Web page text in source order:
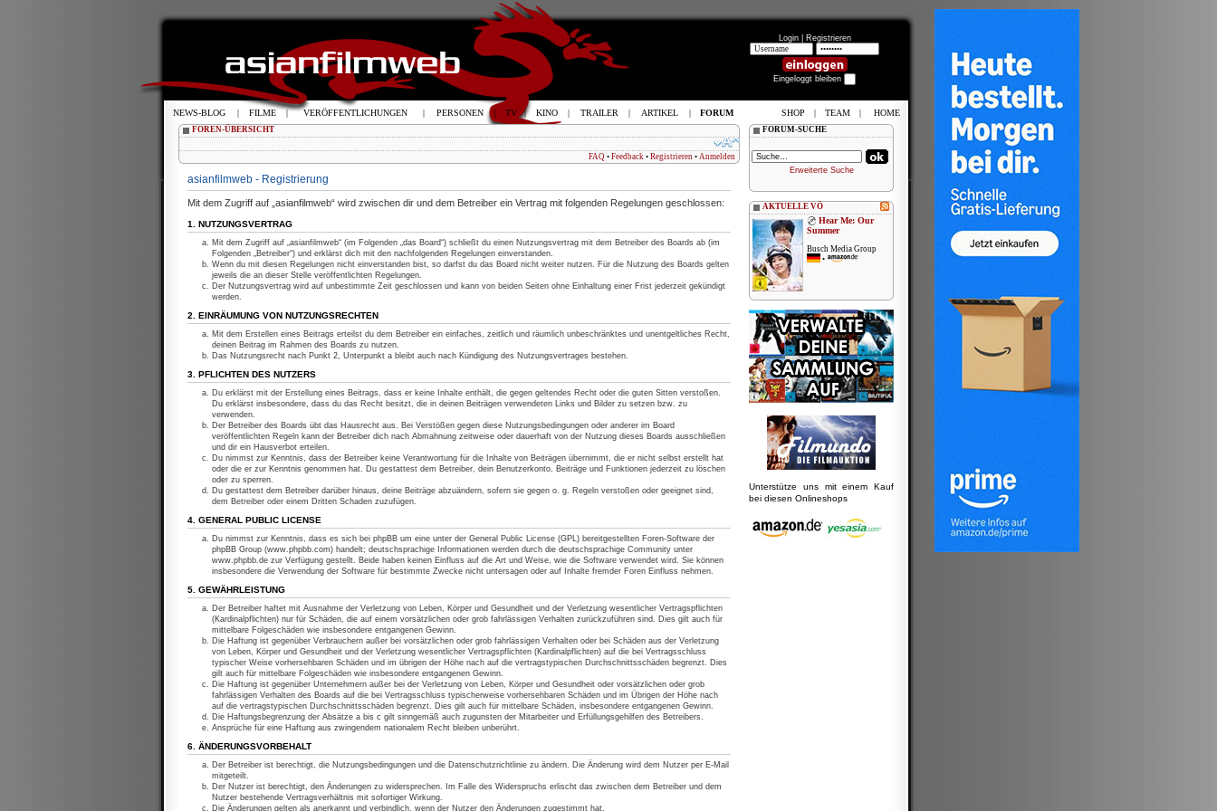
Login | Registrieren
Eingeloggt bleiben
FOREN-ÜBERSICHT
FAQ • Feedback • Registrieren • Anmelden
asianfilmweb - Registrierung
Mit dem Zugriff auf „asianfilmweb“ wird zwischen dir und dem Betreiber ein Vertrag mit folgenden Regelungen geschlossen:
1. NUTZUNGSVERTRAG
Mit dem Zugriff auf „asianfilmweb“ (im Folgenden „das Board“) schließt du einen Nutzungsvertrag mit dem Betreiber des Boards ab (im
Folgenden „Betreiber“) und erklärst dich mit den nachfolgenden Regelungen einverstanden.
Wenn du mit diesen Regelungen nicht einverstanden bist, so darfst du das Board nicht weiter nutzen. Für die Nutzung des Boards gelten
jeweils die an dieser Stelle veröffentlichten Regelungen.
Der Nutzungsvertrag wird auf unbestimmte Zeit geschlossen und kann von beiden Seiten ohne Einhaltung einer Frist jederzeit gekündigt
werden.
2. EINRÄUMUNG VON NUTZUNGSRECHTEN
Mit dem Erstellen eines Beitrags erteilst du dem Betreiber ein einfaches, zeitlich und räumlich unbeschränktes und unentgeltliches Recht,
deinen Beitrag im Rahmen des Boards zu nutzen.
Das Nutzungsrecht nach Punkt 2, Unterpunkt a bleibt auch nach Kündigung des Nutzungsvertrages bestehen.
3. PFLICHTEN DES NUTZERS
Du erklärst mit der Erstellung eines Beitrags, dass er keine Inhalte enthält, die gegen geltendes Recht oder die guten Sitten verstoßen.
Du erklärst insbesondere, dass du das Recht besitzt, die in deinen Beiträgen verwendeten Links und Bilder zu setzen bzw. zu
verwenden.
Der Betreiber des Boards übt das Hausrecht aus. Bei Verstößen gegen diese Nutzungsbedingungen oder anderer im Board
veröffentlichten Regeln kann der Betreiber dich nach Abmahnung zeitweise oder dauerhaft von der Nutzung dieses Boards ausschließen
und dir ein Hausverbot erteilen.
Du nimmst zur Kenntnis, dass der Betreiber keine Verantwortung für die Inhalte von Beiträgen übernimmt, die er nicht selbst erstellt hat
oder die er zur Kenntnis genommen hat. Du gestattest dem Betreiber, dein Benutzerkonto, Beiträge und Funktionen jederzeit zu löschen
oder zu sperren.
Du gestattest dem Betreiber darüber hinaus, deine Beiträge abzuändern, sofern sie gegen o. g. Regeln verstoßen oder geeignet sind,
dem Betreiber oder einem Dritten Schaden zuzufügen.
4. GENERAL PUBLIC LICENSE
Du nimmst zur Kenntnis, dass es sich bei phpBB um eine unter der General Public License (GPL) bereitgestellten Foren-Software der
phpBB Group (www.phpbb.com) handelt; deutschsprachige Informationen werden durch die deutschsprachige Community unter
www.phpbb.de zur Verfügung gestellt. Beide haben keinen Einfluss auf die Art und Weise, wie die Software verwendet wird. Sie können
insbesondere die Verwendung der Software für bestimmte Zwecke nicht untersagen oder auf Inhalte fremder Foren Einfluss nehmen.
5. GEWÄHRLEISTUNG
Der Betreiber haftet mit Ausnahme der Verletzung von Leben, Körper und Gesundheit und der Verletzung wesentlicher Vertragspflichten
(Kardinalpflichten) nur für Schäden, die auf einem vorsätzlichen oder grob fahrlässigen Verhalten zurückzuführen sind. Dies gilt auch für
mittelbare Folgeschäden wie insbesondere entgangenen Gewinn.
Die Haftung ist gegenüber Verbrauchern außer bei vorsätzlichen oder grob fahrlässigen Verhalten oder bei Schäden aus der Verletzung
von Leben, Körper und Gesundheit und der Verletzung wesentlicher Vertragspflichten (Kardinalpflichten) auf die bei Vertragsschluss
typischer Weise vorhersehbaren Schäden und im übrigen der Höhe nach auf die vertragstypischen Durchschnittsschäden begrenzt. Dies
gilt auch für mittelbare Folgeschäden wie insbesondere entgangenen Gewinn.
Die Haftung ist gegenüber Unternehmern außer bei der Verletzung von Leben, Körper und Gesundheit oder vorsätzlichen oder grob
fahrlässigen Verhalten des Boards auf die bei Vertragsschluss typischerweise vorhersehbaren Schäden und im Übrigen der Höhe nach
auf die vertragstypischen Durchschnittsschäden begrenzt. Dies gilt auch für mittelbare Schäden, insbesondere entgangenen Gewinn.
Die Haftungsbegrenzung der Absätze a bis c gilt sinngemäß auch zugunsten der Mitarbeiter und Erfüllungsgehilfen des Betreibers.
Ansprüche für eine Haftung aus zwingendem nationalem Recht bleiben unberührt.
6. ÄNDERUNGSVORBEHALT
Der Betreiber ist berechtigt, die Nutzungsbedingungen und die Datenschutzrichtlinie zu ändern. Die Änderung wird dem Nutzer per E-Mail
mitgeteilt.
Der Nutzer ist berechtigt, den Änderungen zu widersprechen. Im Falle des Widerspruchs erlischt das zwischen dem Betreiber und dem
Nutzer bestehende Vertragsverhältnis mit sofortiger Wirkung.
Die Änderungen gelten als anerkannt und verbindlich, wenn der Nutzer den Änderungen zugestimmt hat.
FORUM-SUCHE
Erweiterte Suche
AKTUELLE VÖ
Hear Me: Our
Summer
Busch Media Group
•
Unterstütze uns mit einem Kauf
bei diesen Onlineshops
NEWS-BLOG | FILME | VERÖFFENTLICHUNGEN | PERSONEN | TV | KINO | TRAILER | ARTIKEL | FORUM SHOP | TEAM | HOME